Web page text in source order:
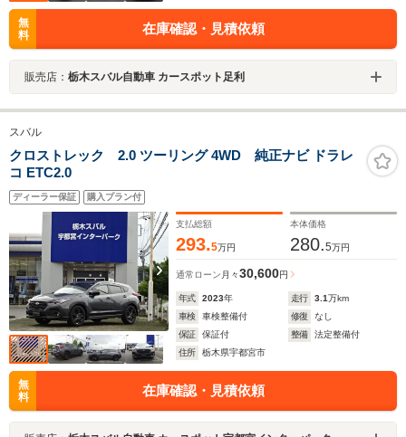
無
料
在庫確認・見積依頼
販売店： 栃木スバル自動車 カースポット足利
スバル
クロストレック 2.0 ツーリング 4WD 純正ナビ ドラレ
コ ETC2.0
ディーラー保証 購入プラン付
支払総額
293.5万円
本体価格
280.5万円
通常ローン 月々30,600円
年式 2023年 走行 3.1万km
車検
車検整備付 修復
なし
保証
保証付 整備
法定整備付
住所
栃木県宇都宮市
無
料
在庫確認・見積依頼